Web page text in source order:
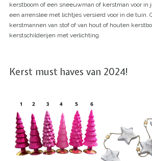
kerstboom of een sneeuwman of kerstman voor in
een arrenslee met lichtjes versierd voor in de tuin.
kerstmannen van stof of van hout of houten
kerstschilderijen met verlichting.
Kerst must haves van 2024!